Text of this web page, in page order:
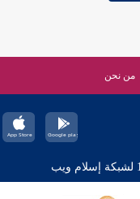
من نحن